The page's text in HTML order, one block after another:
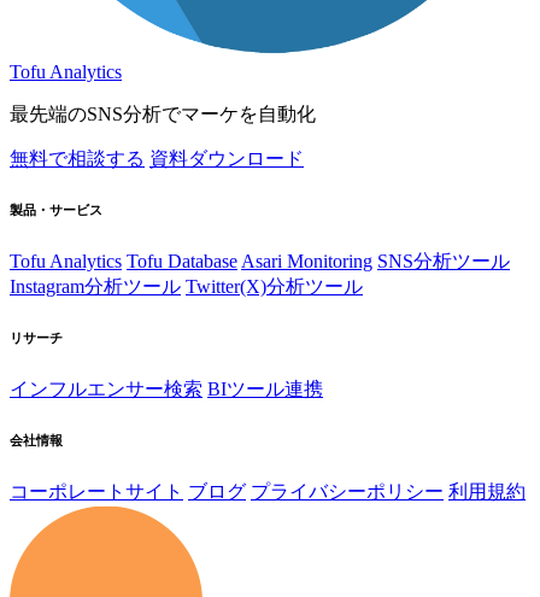
Tofu Analytics
最先端のSNS分析でマーケを自動化
無料で相談する 資料ダウンロード
製品・サービス
Tofu Analytics Tofu Database Asari Monitoring SNS分析ツール
Instagram分析ツール Twitter(X)分析ツール
リサーチ
インフルエンサー検索 BIツール連携
会社情報
コーポレートサイト ブログ プライバシーポリシー 利用規約